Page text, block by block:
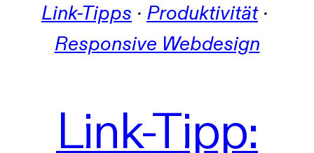
Link-Tipps · Produktivität
Responsive Webdesign
Link-Tipp: